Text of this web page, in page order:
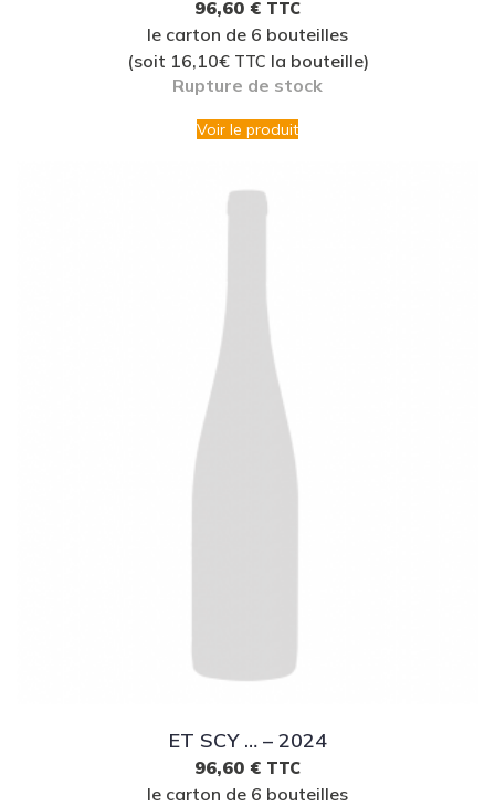
96,60 € TTC
le carton de 6 bouteilles
(soit 16,10€ TTC la bouteille)
Rupture de stock
Voir le produit
ET SCY … – 2024
96,60 € TTC
le carton de 6 bouteilles